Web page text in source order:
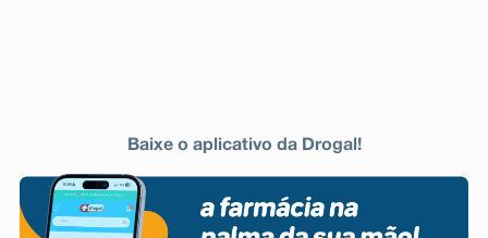
Baixe o aplicativo da Drogal!